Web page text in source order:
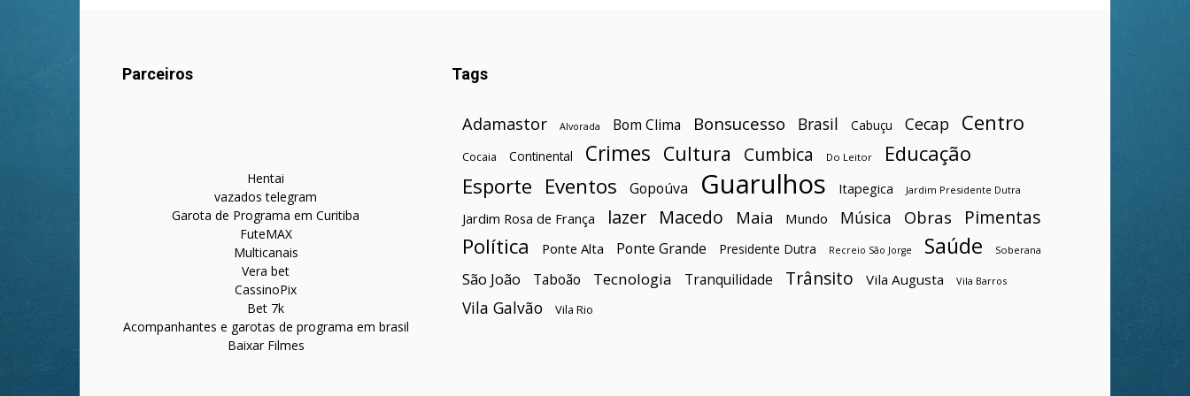
Parceiros
Hentai
vazados telegram
Garota de Programa em Curitiba
FuteMAX
Multicanais
Vera bet
CassinoPix
Bet 7k
Acompanhantes e garotas de programa em brasil
Baixar Filmes
Tags
Adamastor Alvorada Bom Clima Bonsucesso Brasil Cabuçu Cecap Centro
Cocaia Continental Crimes Cultura Cumbica Do Leitor Educação
Esporte Eventos Gopoúva Guarulhos Itapegica Jardim Presidente Dutra
Jardim Rosa de França lazer Macedo Maia Mundo Música Obras Pimentas
Política Ponte Alta Ponte Grande Presidente Dutra Recreio São Jorge Saúde Soberana
São João Taboão Tecnologia Tranquilidade Trânsito Vila Augusta Vila Barros
Vila Galvão Vila Rio